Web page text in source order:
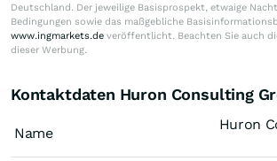
Deutschland. Der jeweilige Basisprospekt, etwaige
Bedingungen sowie das maßgebliche
www.ingmarkets.de veröffentlicht. Beachten Sie auch
dieser Werbung.
Kontaktdaten Huron Consulting
Name
Huron